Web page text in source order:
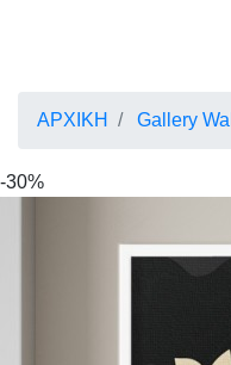
ΑΡΧΙΚΗ Gallery Wall
-30%